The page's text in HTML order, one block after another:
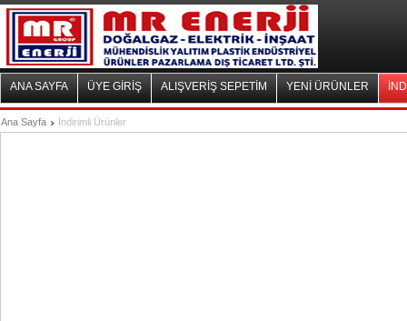
ANA SAYFA ÜYE GİRİŞ ALIŞVERİŞ SEPETİM YENİ ÜRÜNLER
Ana Sayfa İndirimli Ürünler